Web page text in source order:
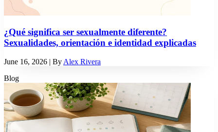
¿Qué significa ser sexualmente diferente?
Sexualidades, orientación e identidad explicadas
June 16, 2026 | By Alex Rivera
Blog